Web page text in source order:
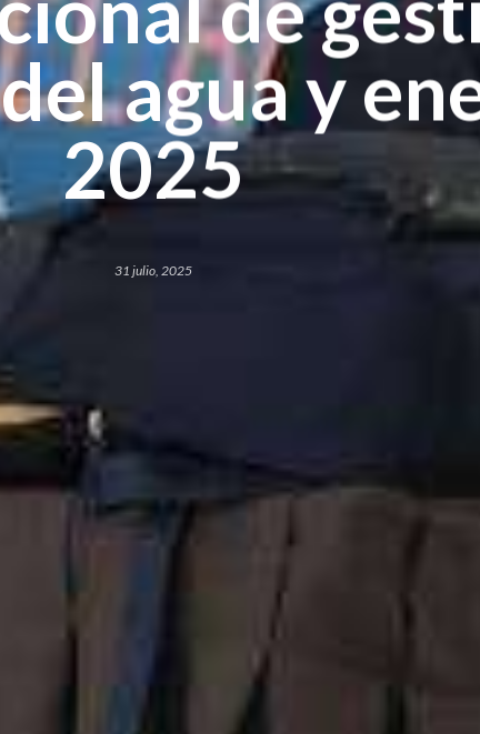
agua y
2025
31 julio, 2025